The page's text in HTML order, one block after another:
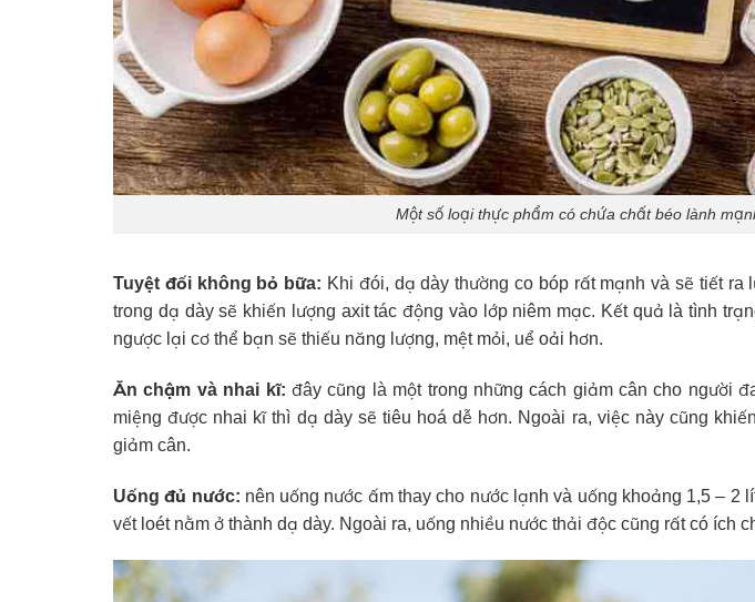
Một số loại thực phẩm có chứa chất béo lành
Tuyệt đối không bỏ bữa: Khi đói, dạ dày thường co bóp rất mạnh và sẽ tiết ra
trong dạ dày sẽ khiến lượng axit tác động vào lớp niêm mạc. Kết quả là tình
ngược lại cơ thể bạn sẽ thiếu năng lượng, mệt mỏi, uể oải hơn.
Ăn chậm và nhai kĩ: đây cũng là một trong những cách giảm cân cho người
miệng được nhai kĩ thì dạ dày sẽ tiêu hoá dễ hơn. Ngoài ra, việc này cũng
giảm cân.
Uống đủ nước: nên uống nước ấm thay cho nước lạnh và uống khoảng 1,5 – 2
vết loét nằm ở thành dạ dày. Ngoài ra, uống nhiều nước thải độc cũng rất có ích